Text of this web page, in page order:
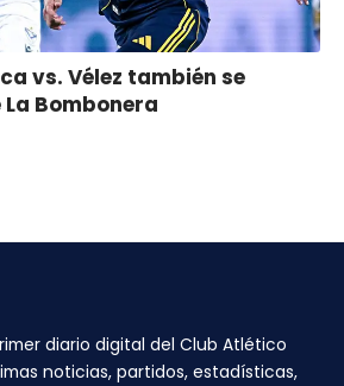
vs. Vélez también se
Bombonera
diario digital del Club Atlético
noticias, partidos, estadísticas,